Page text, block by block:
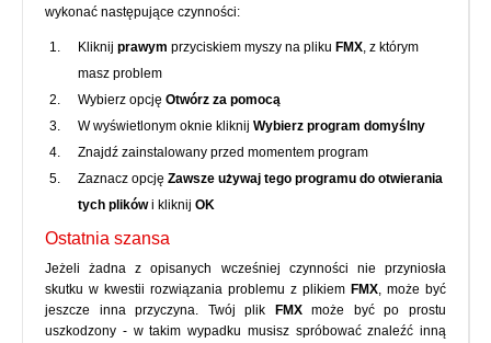
wykonać następujące czynności:
Kliknij prawym przyciskiem myszy na pliku FMX, z którym
masz problem
Wybierz opcję Otwórz za pomocą
W wyświetlonym oknie kliknij Wybierz program domyślny
Znajdź zainstalowany przed momentem program
Zaznacz opcję Zawsze używaj tego programu do otwierania
tych plikówi kliknij OK
Ostatnia szansa
Jeżeli żadna z opisanych wcześniej czynności nie przyniosła
skutku w kwestii rozwiązania problemu z plikiem FMX, może być
jeszcze inna przyczyna. Twój plik
FMXmoże być po prostu
uszkodzony - w takim wypadku musisz spróbować znaleźć inną